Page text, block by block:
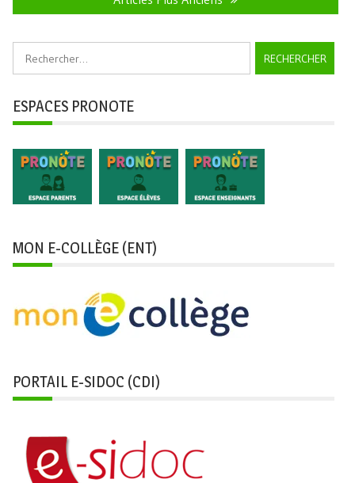
articles
ESPACES PRONOTE
MON E-COLLÈGE (ENT)
PORTAIL E-SIDOC (CDI)